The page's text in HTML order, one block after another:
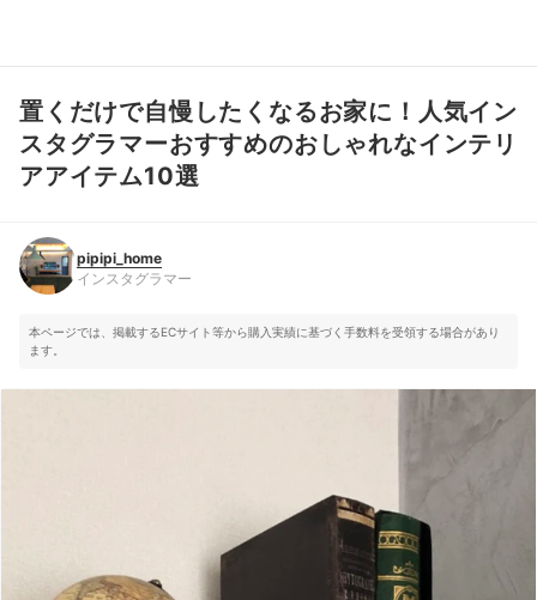
pipipi_home
インスタグラマー
置くだけで自慢したくなるお家に！人気イン
スタグラマーおすすめのおしゃれなインテリ
アアイテム10選
pipipi_home
インスタグラマー
本ページでは、掲載するECサイト等から購入実績に基づく手数料を受領する場合があり
ます。